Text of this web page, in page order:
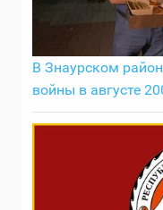
В Знаурском
войны в августе